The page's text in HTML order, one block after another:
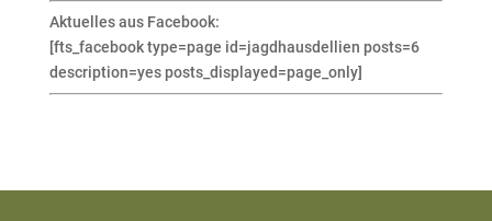
Aktuelles aus Facebook:
[fts_facebook type=page id=jagdhausdellien posts=6
description=yes posts_displayed=page_only]